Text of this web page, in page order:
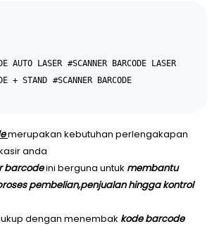
AUTO LASER #SCANNER BARCODE LASER
+ STAND #SCANNER BARCODE
merupakan kebutuhan perlengakapan
anda
barcodeini berguna untuk membantu
pembelian,penjualan hingga kontrol
dengan menembak kode barcode